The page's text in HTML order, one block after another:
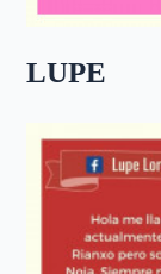
LUPE